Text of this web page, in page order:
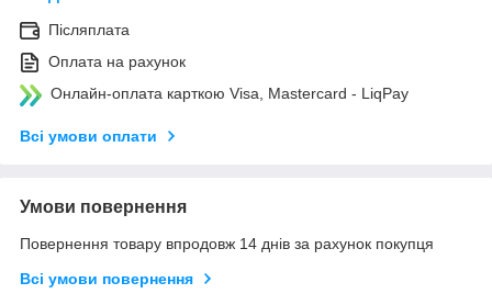
Післяплата
Оплата на рахунок
Онлайн-оплата карткою Visa, Mastercard - LiqPay
Всі умови оплати
Умови повернення
Повернення товару впродовж 14 днів за рахунок покупця
Всі умови повернення